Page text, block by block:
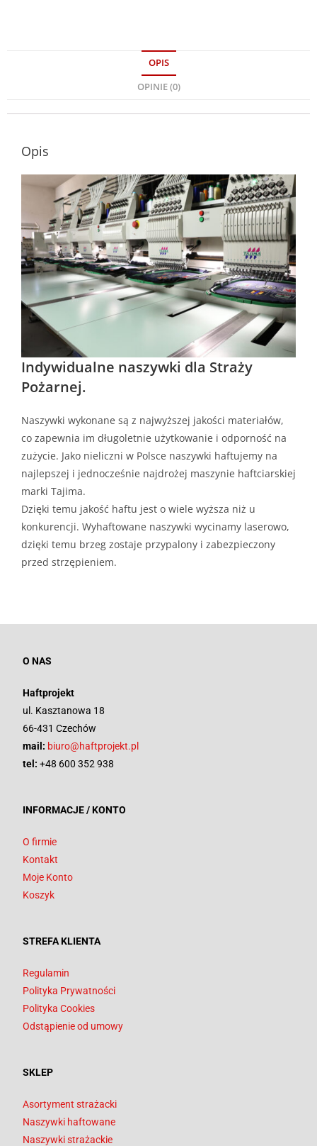
OPIS
OPINIE (0)
Opis
Indywidualne naszywki dla Straży
Pożarnej.
Naszywki wykonane są z najwyższej jakości materiałów,
co zapewnia im długoletnie użytkowanie i odporność na
zużycie. Jako nieliczni w Polsce naszywki haftujemy na
najlepszej i jednocześnie najdrożej maszynie haftciarskiej
marki Tajima.
Dzięki temu jakość haftu jest o wiele wyższa niż u
konkurencji. Wyhaftowane naszywki wycinamy laserowo,
dzięki temu brzeg zostaje przypalony i zabezpieczony
przed strzępieniem.
O NAS
Haftprojekt
ul. Kasztanowa 18
66-431 Czechów
mail: biuro@haftprojekt.pl
tel: +48 600 352 938
INFORMACJE / KONTO
O firmie
Kontakt
Moje Konto
Koszyk
STREFA KLIENTA
Regulamin
Polityka Prywatności
Polityka Cookies
Odstąpienie od umowy
SKLEP
Asortyment strażacki
Naszywki haftowane
Naszywki strażackie